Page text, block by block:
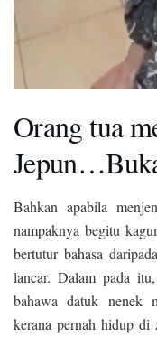
Orang tua
Bahkan apabila
nampaknya begitu
bertutur bahasa
lancar. Dalam pada
bahawa datuk nenek
kerana pernah hidup di